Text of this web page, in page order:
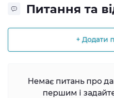
Питання та
+ Додати
Немає питань про
першим і